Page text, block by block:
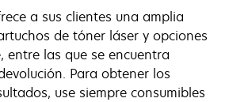
a sus clientes una amplia
de tóner láser y opciones
entre las que se encuentra
Para obtener los
use siempre consumibles